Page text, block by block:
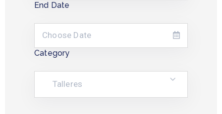
End Date
Category
Talleres